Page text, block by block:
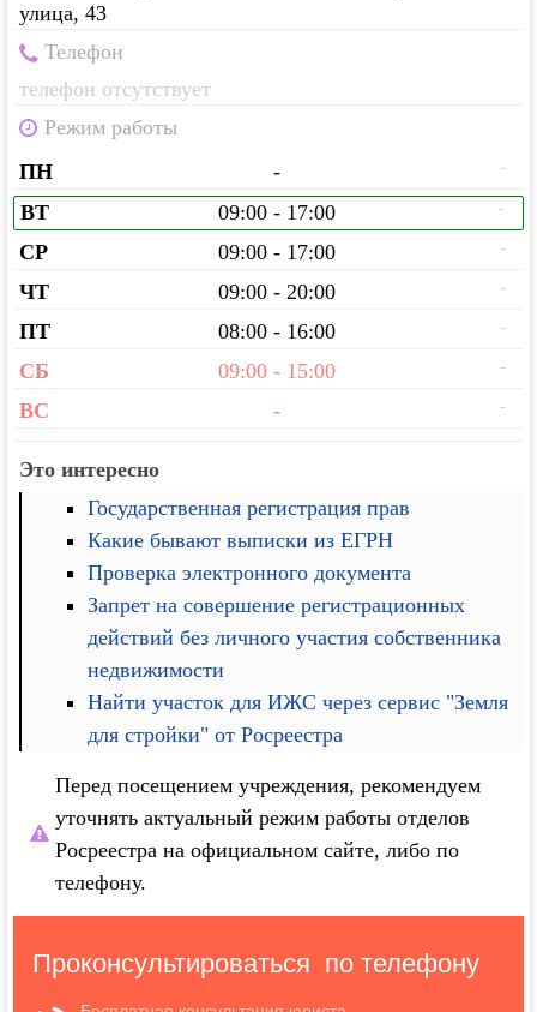
улица, 43
Телефон
телефон отсутствует
Режим работы
ПН
- -
ВТ 09:00 - 17:00 -
СР 09:00 - 17:00 -
ЧТ 09:00 - 20:00 -
ПТ 08:00 - 16:00 -
СБ 09:00 - 15:00 -
ВС - -
Это интересно
Государственная регистрация прав
Какие бывают выписки из ЕГРН
Проверка электронного документа
Запрет на совершение регистрационных
действий без личного участия собственника
недвижимости
Найти участок для ИЖС через сервис "Земля
для стройки" от Росреестра
Перед посещением учреждения, рекомендуем
уточнять актуальный режим работы отделов
Росреестра на официальном сайте, либо по
телефону.